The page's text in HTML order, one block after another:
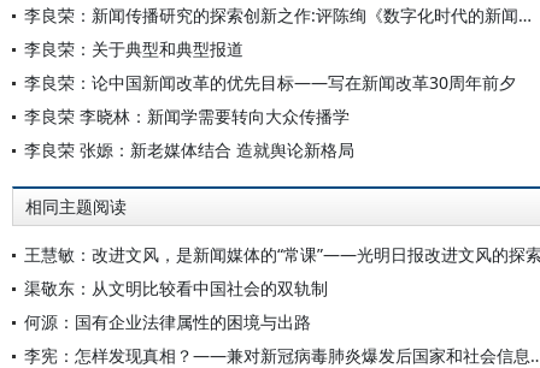
李良荣：新闻传播研究的探索创新之作:评陈绚《数字化时代的新闻理论与实践》 论文
李良荣：关于典型和典型报道
李良荣：论中国新闻改革的优先目标——写在新闻改革30周年前夕
李良荣 李晓林：新闻学需要转向大众传播学
李良荣 张嫄：新老媒体结合 造就舆论新格局
相同主题阅读
王慧敏：改进文风，是新闻媒体的“常课”——光明日报改进文风的探
渠敬东：从文明比较看中国社会的双轨制
何源：国有企业法律属性的困境与出路
李宪：怎样发现真相？——兼对新